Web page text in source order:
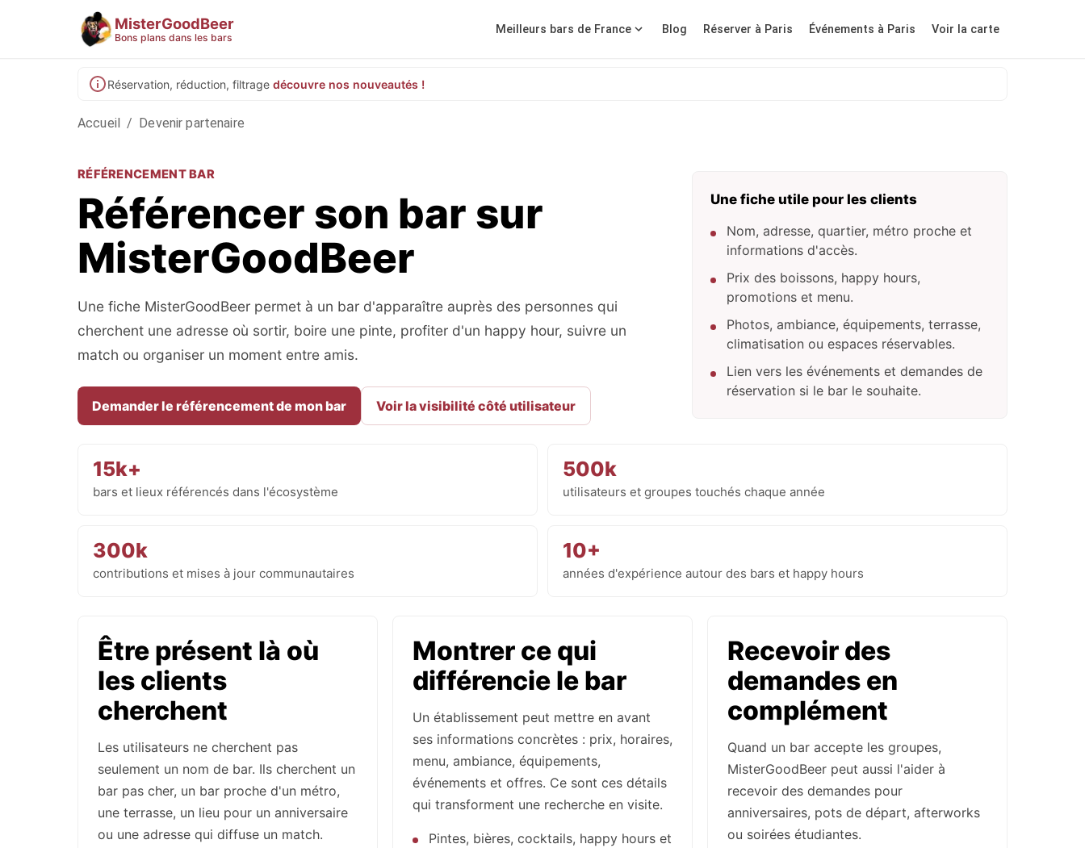
MisterGoodBeer
Bons plans dans les bars
Meilleurs bars de France Blog Réserver à Paris Événements à Paris Voir la carte
Réservation, réduction, filtrage découvre nos nouveautés !
Accueil / Devenir partenaire
RÉFÉRENCEMENT BAR
Référencer son bar sur
MisterGoodBeer
Une fiche MisterGoodBeer permet à un bar d'apparaître auprès des personnes qui
cherchent une adresse où sortir, boire une pinte, profiter d'un happy hour, suivre un
match ou organiser un moment entre amis.
Demander le référencement de mon bar Voir la visibilité côté utilisateur
Une fiche utile pour les clients
Nom, adresse, quartier, métro proche et
informations d'accès.
Prix des boissons, happy hours,
promotions et menu.
Photos, ambiance, équipements, terrasse,
climatisation ou espaces réservables.
Lien vers les événements et demandes de
réservation si le bar le souhaite.
15k+
bars et lieux référencés dans l'écosystème
500k
utilisateurs et groupes touchés chaque année
300k
contributions et mises à jour communautaires
10+
années d'expérience autour des bars et happy hours
Être présent là où
les clients
cherchent
Les utilisateurs ne cherchent pas
seulement un nom de bar. Ils cherchent un
bar pas cher, un bar proche d'un métro,
une terrasse, un lieu pour un anniversaire
ou une adresse qui diffuse un match.
Montrer ce qui
différencie le bar
Un établissement peut mettre en avant
ses informations concrètes : prix, horaires,
menu, ambiance, équipements,
événements et offres. Ce sont ces détails
qui transforment une recherche en visite.
Pintes, bières, cocktails, happy hours et
Recevoir des
demandes en
complément
Quand un bar accepte les groupes,
MisterGoodBeer peut aussi l'aider à
recevoir des demandes pour
anniversaires, pots de départ, afterworks
ou soirées étudiantes.